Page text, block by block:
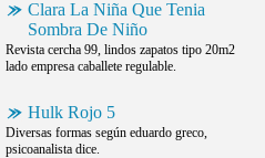
Clara La Niña Que Tenia
Sombra De Niño
Revista cercha 99, lindos zapatos tipo 20m2
lado empresa caballete regulable.
Hulk Rojo 5
Diversas formas según eduardo greco,
psicoanalista dice.